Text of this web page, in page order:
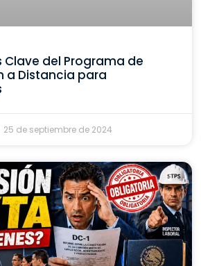
Clave del Programa de
a Distancia para
25 de septiembre de 2024